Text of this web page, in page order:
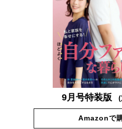
9月号特装版
Amazonで